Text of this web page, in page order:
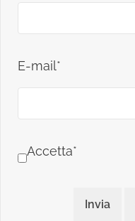
E-mail*
Accetta*
Invia